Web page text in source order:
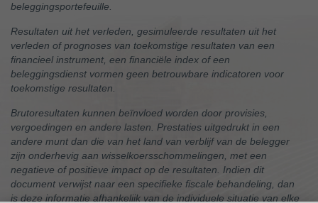
beleggingsportefeuille.
Resultaten uit het verleden, gesimuleerde resultaten uit het
verleden of prognoses van toekomstige resultaten van een
financieel instrument, een financiële index of een
beleggingsdienst vormen geen betrouwbare indicatoren voor
toekomstige resultaten.
Brutoresultaten kunnen beïnvloed worden door provisies,
vergoedingen en andere lasten. Prestaties uitgedrukt in een
andere munt dan die van het land van verblijf van de belegger
zijn onderhevig aan wisselkoersschommelingen, met een
negatieve of positieve impact op de resultaten. Indien dit
document verwijst naar een specifieke fiscale behandeling, dan
is deze informatie afhankelijk van de individuele situatie van elke